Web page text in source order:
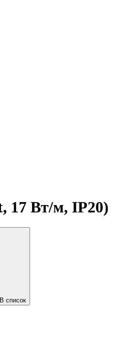
17 Вт/м, IP20)
В список